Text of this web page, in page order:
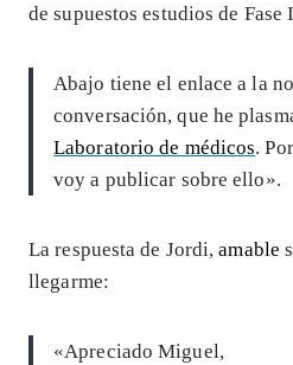
de supuestos estudios de Fase
Abajo tiene el enlace a la
conversación, que he
Laboratorio de médicos.
voy a publicar sobre ello».
La respuesta de Jordi,amable
llegarme:
«Apreciado Miguel,